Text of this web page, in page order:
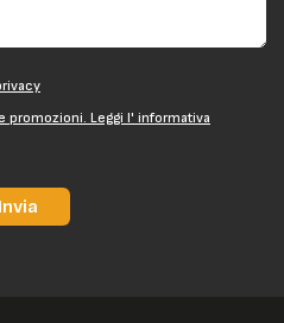
promozioni. Leggi l' informativa
Invia